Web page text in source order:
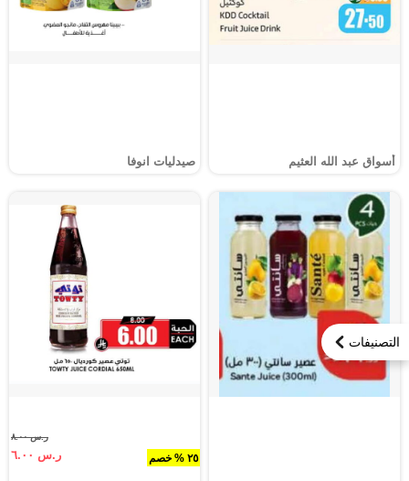
التصنيفات
أسواق عبد الله العثيم صيدليات انوفا
٢٥ % خصم
ر.س ٨.٠٠
ر.س ٦.٠٠